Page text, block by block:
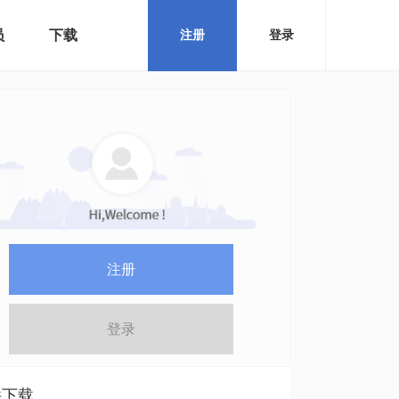
下载 注册 登录
注册
登录
载